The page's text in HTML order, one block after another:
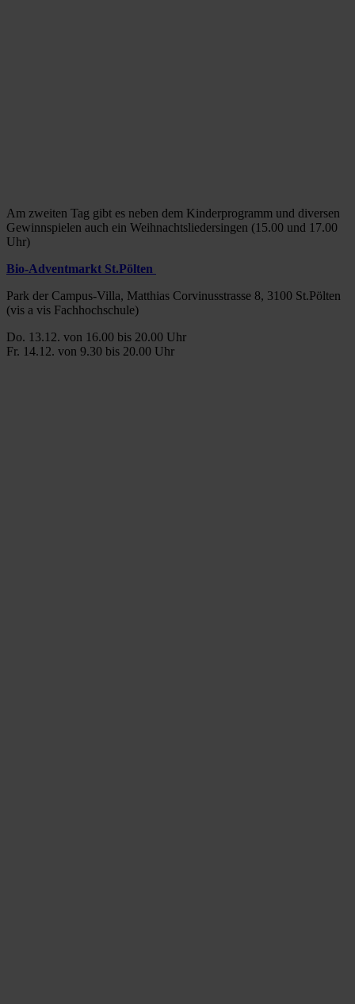
Am zweiten Tag gibt es neben dem Kinderprogramm und diversen
Gewinnspielen auch ein Weihnachtsliedersingen (15.00 und 17.00
Uhr)
Bio-Adventmarkt St.Pölten
Park der Campus-Villa, Matthias Corvinusstrasse 8, 3100 St.Pölten
(vis a vis Fachhochschule)
Do. 13.12. von 16.00 bis 20.00 Uhr
Fr. 14.12. von 9.30 bis 20.00 Uhr